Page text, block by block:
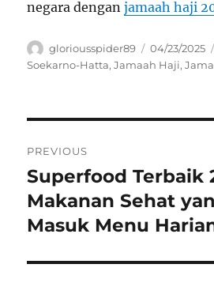
negara denganjamaah haji
Author
gloriousspider89
Posted
on
04/23/2025
Soekarno-Hatta,Jamaah Haji,
pos
PREVIOUS
Previous
post:
Superfood Terbaik
Makanan Sehat
Masuk Menu